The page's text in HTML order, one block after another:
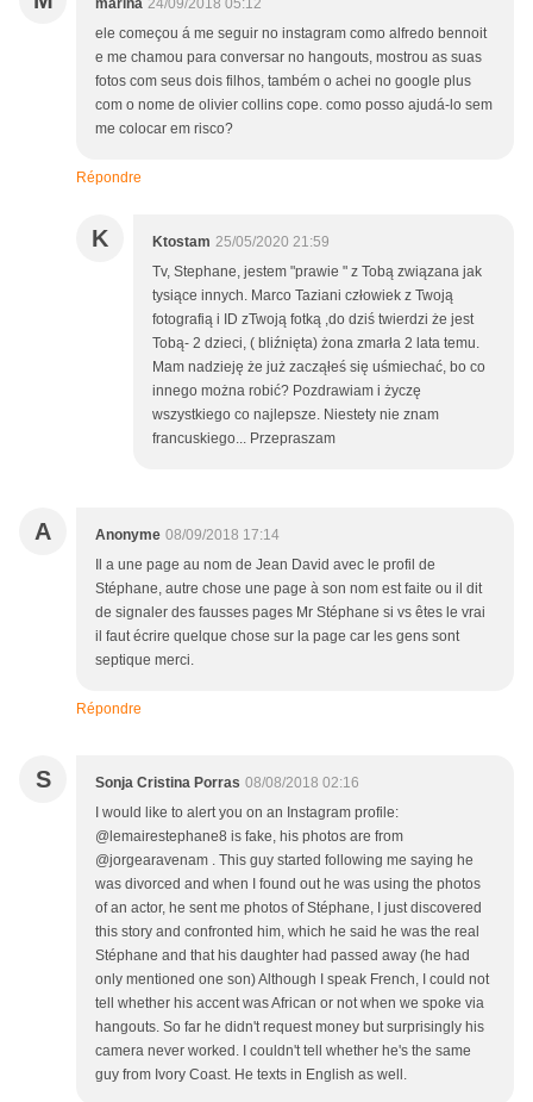
marina 24/09/2018 05:12
ele começou á me seguir no instagram como alfredo bennoit
e me chamou para conversar no hangouts, mostrou as suas
fotos com seus dois filhos, também o achei no google plus
com o nome de olivier collins cope. como posso ajudá-lo sem
me colocar em risco?
Répondre
K Ktostam 25/05/2020 21:59
Tv, Stephane, jestem "prawie " z Tobą związana jak
tysiące innych. Marco Taziani człowiek z Twoją
fotografią i ID zTwoją fotką ,do dziś twierdzi że jest
Tobą- 2 dzieci, ( bliźnięta) żona zmarła 2 lata temu.
Mam nadzieję że już zacząłeś się uśmiechać, bo co
innego można robić? Pozdrawiam i życzę
wszystkiego co najlepsze. Niestety nie znam
francuskiego... Przepraszam
A Anonyme 08/09/2018 17:14
Il a une page au nom de Jean David avec le profil de
Stéphane, autre chose une page à son nom est faite ou il dit
de signaler des fausses pages Mr Stéphane si vs êtes le vrai
il faut écrire quelque chose sur la page car les gens sont
septique merci.
Répondre
S Sonja Cristina Porras 08/08/2018 02:16
I would like to alert you on an Instagram profile:
@lemairestephane8 is fake, his photos are from
@jorgearavenam . This guy started following me saying he
was divorced and when I found out he was using the photos
of an actor, he sent me photos of Stéphane, I just discovered
this story and confronted him, which he said he was the real
Stéphane and that his daughter had passed away (he had
only mentioned one son) Although I speak French, I could not
tell whether his accent was African or not when we spoke via
hangouts. So far he didn't request money but surprisingly his
camera never worked. I couldn't tell whether he's the same
guy from Ivory Coast. He texts in English as well.